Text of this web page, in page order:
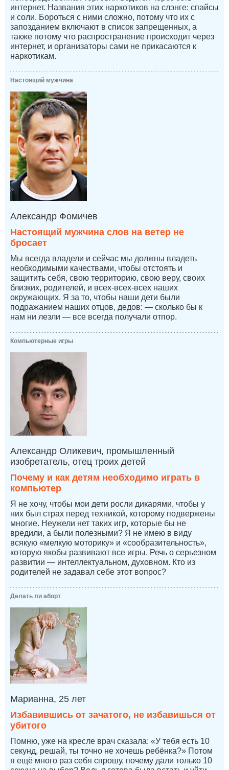
интернет. Названия этих наркотиков на слэнге: спайсы
и соли. Бороться с ними сложно, потому что их с
запозданием включают в список запрещенных, а
также потому что распространение происходит через
интернет, и организаторы сами не прикасаются к
наркотикам.
Настоящий мужчина
Александр Фомичев
Настоящий мужчина слов на ветер не
бросает
Мы всегда владели и сейчас мы должны владеть
необходимыми качествами, чтобы отстоять и
защитить себя, свою территорию, свою веру, своих
близких, родителей, и всех-всех-всех наших
окружающих. Я за то, чтобы наши дети были
подражанием наших отцов, дедов: — сколько бы к
нам ни лезли — все всегда получали отпор.
Компьютерные игры
Александр Оликевич, промышленный
изобретатель, отец троих детей
Почему и как детям необходимо играть в
компьютер
Я не хочу, чтобы мои дети росли дикарями, чтобы у
них был страх перед техникой, которому подвержены
многие. Неужели нет таких игр, которые бы не
вредили, а были полезными? Я не имею в виду
всякую «мелкую моторику» и «сообразительность»,
которую якобы развивают все игры. Речь о серьезном
развитии — интеллектуальном, духовном. Кто из
родителей не задавал себе этот вопрос?
Делать ли аборт
Марианна, 25 лет
Избавившись от зачатого, не избавишься от
убитого
Помню, уже на кресле врач сказала: «У тебя есть 10
секунд, решай, ты точно не хочешь ребёнка?» Потом
я ещё много раз себя спрошу, почему дали только 10